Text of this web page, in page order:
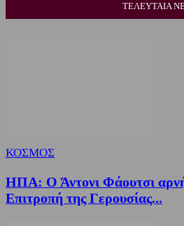
ΤΕΛΕΥΤΑΙΑ
ΚΟΣΜΟΣ
ΗΠΑ: Ο Άντονι Φάουτσι
Επιτροπή της Γερουσίας...